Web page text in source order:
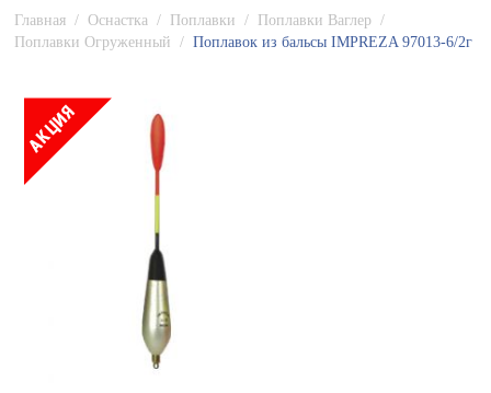
Главная / Оснастка / Поплавки / Поплавки Ваглер /
Поплавки Огруженный
/ Поплавок из бальсы IMPREZA 97013-6/2г